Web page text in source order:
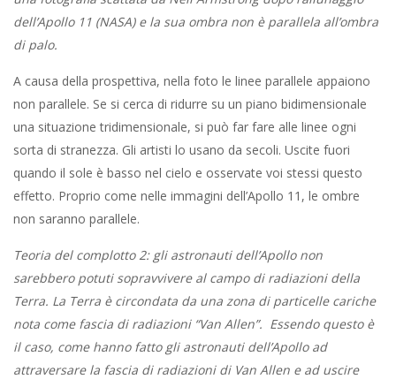
dell’Apollo 11 (NASA) e la sua ombra non è parallela all’ombra
di palo.
A causa della prospettiva, nella foto le linee parallele appaiono
non parallele. Se si cerca di ridurre su un piano bidimensionale
una situazione tridimensionale, si può far fare alle linee ogni
sorta di stranezza. Gli artisti lo usano da secoli. Uscite fuori
quando il sole è basso nel cielo e osservate voi stessi questo
effetto. Proprio come nelle immagini dell’Apollo 11, le ombre
non saranno parallele.
Teoria del complotto 2: gli astronauti dell’Apollo non
sarebbero potuti sopravvivere al campo di radiazioni della
Terra. La Terra è circondata da una zona di particelle cariche
nota come fascia di radiazioni “Van Allen”. Essendo questo è
il caso, come hanno fatto gli astronauti dell’Apollo ad
attraversare la fascia di radiazioni di Van Allen e ad uscire